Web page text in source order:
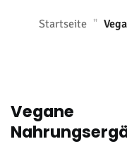
Startseite "
Vegane